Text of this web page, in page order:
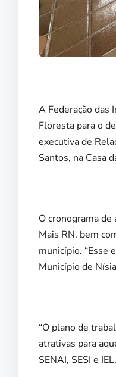
A Federação das
Floresta para o
executiva de
Santos, na Casa
O cronograma
Mais RN, bem
município. “Esse
Município de
“O plano de
atrativas para
SENAI, SESI e